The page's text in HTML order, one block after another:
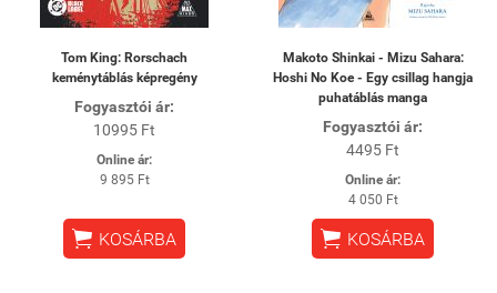
Tom King: Rorschach
keménytáblás képregény
Fogyasztói ár:
10995 Ft
Online ár:
9 895 Ft
 KOSÁRBA
Makoto Shinkai - Mizu Sahara:
Hoshi No Koe - Egy csillag hangja
puhatáblás manga
Fogyasztói ár:
4495 Ft
Online ár:
4 050 Ft
 KOSÁRBA